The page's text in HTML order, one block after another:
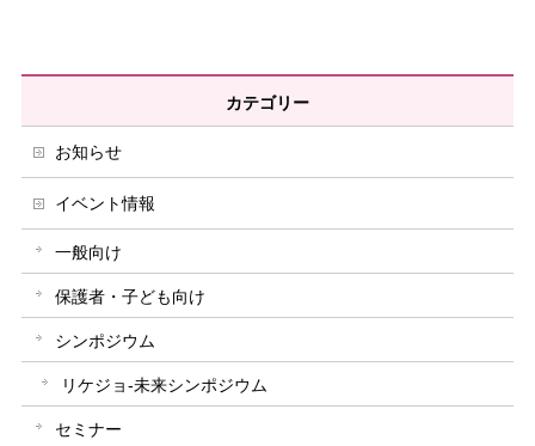
カテゴリー
お知らせ
イベント情報
一般向け
保護者・子ども向け
シンポジウム
リケジョ-未来シンポジウム
セミナー